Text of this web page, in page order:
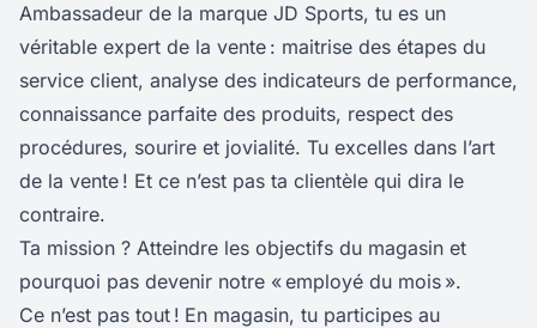
Ambassadeur de la marque JD Sports, tu es un
véritable expert de la vente : maitrise des étapes du
service client, analyse des indicateurs de performance,
connaissance parfaite des produits, respect des
procédures, sourire et jovialité. Tu excelles dans l’art
de la vente ! Et ce n’est pas ta clientèle qui dira le
contraire.
Ta mission ? Atteindre les objectifs du magasin et
pourquoi pas devenir notre « employé du mois ».
Ce n’est pas tout ! En magasin, tu participes au